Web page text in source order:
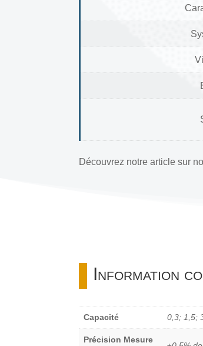
Découvrez notre article sur
Information
Capacité 0,3; 1,5;
Précision Mesure